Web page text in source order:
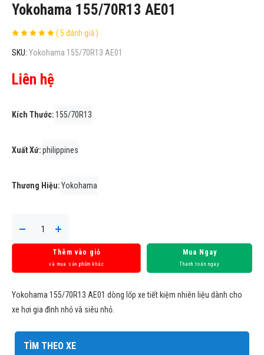
Yokohama 155/70R13 AE01
( 5 đánh giá )
SKU: Yokohama 155/70R13 AE01
Liên hệ
Kích Thước:155/70R13
Xuất Xứ:philippines
Thương Hiệu:Yokohama
Thêm vào giỏ
và mua sản phẩm khác
Mua Ngay
Thanh toán ngay
Yokohama 155/70R13 AE01 dòng lốp xe tiết kiệm nhiên liệu dành cho
xe hơi gia đình nhỏ và siêu nhỏ.
TÌM THEO XE